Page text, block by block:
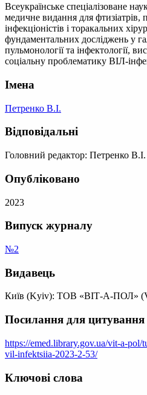
Всеукраїнське спеціалізоване
медичне видання для фтизіатрів,
інфекціоністів і торакальних
фундаментальних досліджень у
пульмонології та інфектології,
соціальну проблематику ВІЛ-
Імена
Петренко В.І.
Відповідальні
Головний редактор: Петренко В.І.
Опубліковано
2023
Випуск журналу
№2
Видавець
Київ (Kyiv): ТОВ «ВІТ-А-ПОЛ»
Посилання для цитування
https://emed.library.gov.ua/vit-a-
vil-infektsiia-2023-2-53/
Ключові слова